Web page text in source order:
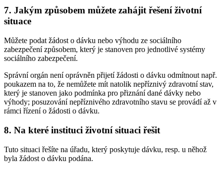
7. Jakým způsobem můžete zahájit řešení životní
situace
Můžete podat žádost o dávku nebo výhodu ze sociálního
zabezpečení způsobem, který je stanoven pro jednotlivé systémy
sociálního zabezpečení.
Správní orgán není oprávněn přijetí žádosti o dávku odmítnout např.
poukazem na to, že nemůžete mít natolik nepříznivý zdravotní stav,
který je stanoven jako podmínka pro přiznání dané dávky nebo
výhody; posuzování nepříznivého zdravotního stavu se provádí až v
rámci řízení o žádosti o dávku.
8. Na které instituci životní situaci řešit
Tuto situaci řešíte na úřadu, který poskytuje dávku, resp. u něhož
byla žádost o dávku podána.